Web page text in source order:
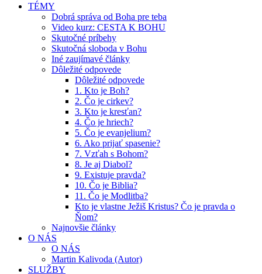
TÉMY
Dobrá správa od Boha pre teba
Video kurz: CESTA K BOHU
Skutočné príbehy
Skutočná sloboda v Bohu
Iné zaujímavé články
Dôležité odpovede
Dôležité odpovede
1. Kto je Boh?
2. Čo je cirkev?
3. Kto je kresťan?
4. Čo je hriech?
5. Čo je evanjelium?
6. Ako prijať spasenie?
7. Vzťah s Bohom?
8. Je aj Diabol?
9. Existuje pravda?
10. Čo je Biblia?
11. Čo je Modlitba?
Kto je vlastne Ježiš Kristus? Čo je pravda o
Ňom?
Najnovšie články
O NÁS
O NÁS
Martin Kalivoda (Autor)
SLUŽBY